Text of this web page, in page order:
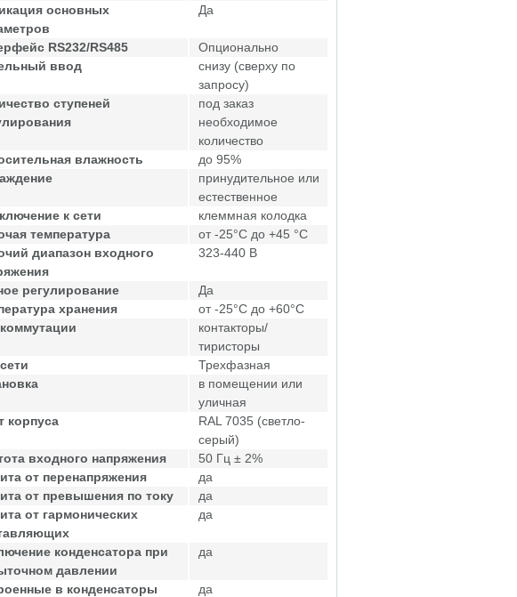
основных
Да
RS232/RS485
Опционально
ввод
снизу (сверху по
запросу)
ступеней
под заказ
необходимое
количество
влажность
до 95%
принудительное или
естественное
к сети
клеммная колодка
температура
от -25°C до +45 °C
диапазон входного
323-440 В
регулирование
Да
хранения
от -25°C до +60°C
контакторы/
тиристоры
Трехфазная
в помещении или
уличная
корпуса
RAL 7035 (светло-
серый)
входного напряжения
50 Гц ± 2%
от перенапряжения
да
от превышения по току
да
от гармонических
да
конденсатора при
давлении
да
в конденсаторы
да